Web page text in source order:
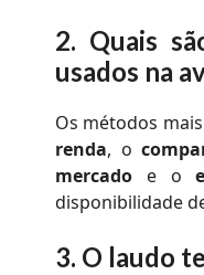
2. Quais
usados na
Os métodos
renda, o
mercado e o
disponibilidade
3. O laudo